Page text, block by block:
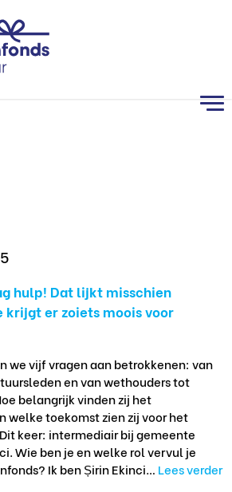
hulp! Dat lijkt misschien
krijgt er zoiets moois voor
we vijf vragen aan betrokkenen: van
en van wethouders tot
belangrijk vinden zij het
welke toekomst zien zij voor het
keer: intermediair bij gemeente
Wie ben je en welke rol vervul je
Ik ben Șirin Ekinci… Lees verder